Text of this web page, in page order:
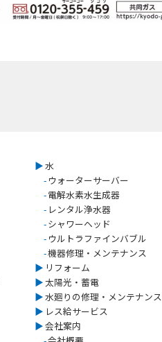
▶︎水
- ウォーターサーバー
-電解水素水生成器
- レンタル浄水器
-シャワーヘッド
- ウルトラファインバブル
-機器修理・メンテナンス
▶︎ リフォーム
▶︎太陽光・蓄電
▶︎水廻りの修理・メンテナンス
▶︎ レス給サービス
▶︎会社案内